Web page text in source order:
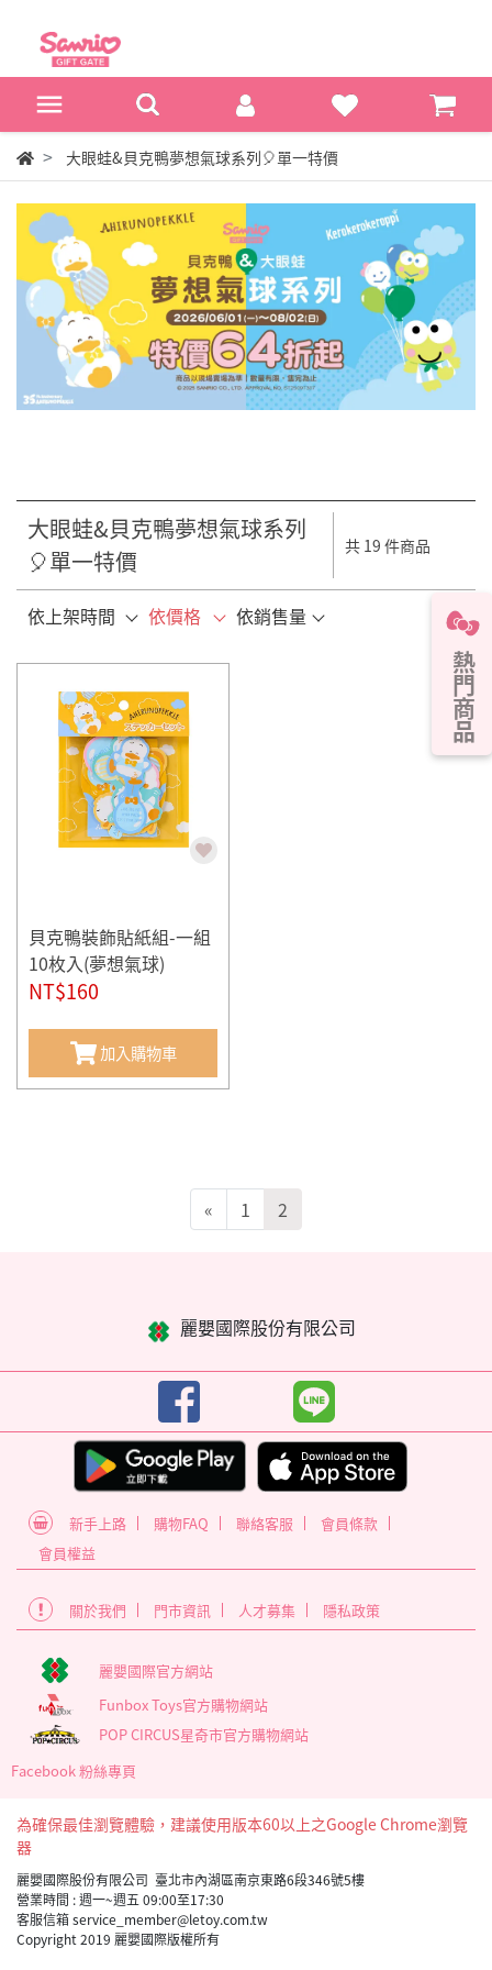
熱門商品
大眼蛙&貝克鴨夢想氣球系列🎈單一特價
大眼蛙&貝克鴨夢想氣球系列
🎈單一特價
共 19 件商品
依上架時間 依價格 依銷售量
貝克鴨裝飾貼紙組-一組
10枚入(夢想氣球)
NT$160
加入購物車
« 1 2
麗嬰國際股份有限公司
新手上路 購物FAQ 聯絡客服
會員條款
會員權益
關於我們 門市資訊 人才募集 隱私政策
麗嬰國際官方網站
Funbox Toys官方購物網站
POP CIRCUS星奇市官方購物網站
Facebook 粉絲專頁
為確保最佳瀏覽體驗，建議使用版本60以上之Google Chrome瀏覽
器
麗嬰國際股份有限公司 臺北市內湖區南京東路6段346號5樓
營業時間 : 週一~週五 09:00至17:30
客服信箱 service_member@letoy.com.tw
Copyright 2019 麗嬰國際版權所有